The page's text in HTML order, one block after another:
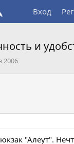
Вход
и
2006
"Алеут".